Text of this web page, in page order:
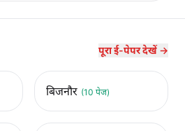
पूरा ई-पेपर देखें →
बिजनौर (10 पेज)